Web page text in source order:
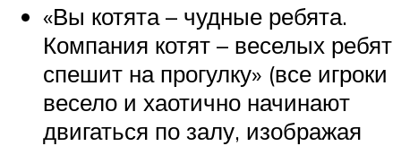
«Вы котята – чудные ребята.
Компания котят – веселых ребят
спешит на прогулку» (все игроки
весело и хаотично начинают
двигаться по залу, изображая